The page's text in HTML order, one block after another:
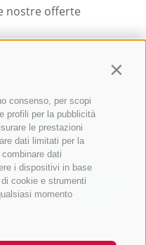
consenso, per scopi
profili per la pubblicità
le prestazioni
dati limitati per la
dati
i dispositivi in base
cookie e strumenti
momento
nostre offerte